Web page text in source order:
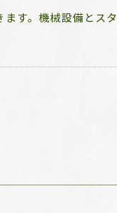
す。機械設備とス